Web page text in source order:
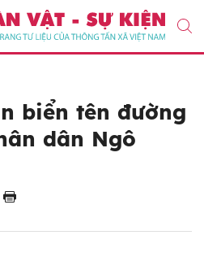
biển tên đường
dân Ngô